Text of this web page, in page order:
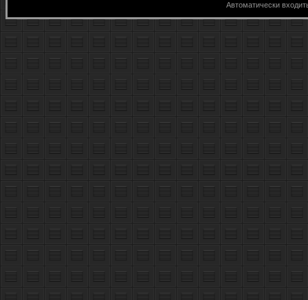
Автоматически